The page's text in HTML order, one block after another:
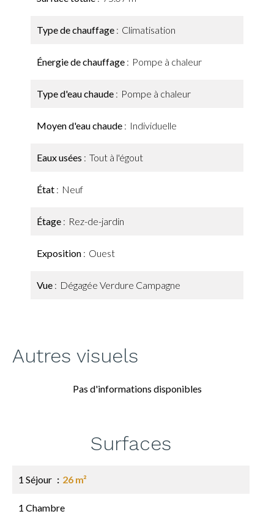
Type de chauffage Climatisation
Énergie de chauffage Pompe à chaleur
Type d'eau chaude Pompe à chaleur
Moyen d'eau chaude Individuelle
Eaux usées Tout à l'égout
État Neuf
Étage Rez-de-jardin
Exposition Ouest
Vue Dégagée Verdure Campagne
Autres visuels
Pas d'informations disponibles
Surfaces
1 Séjour 26 m²
1 Chambre